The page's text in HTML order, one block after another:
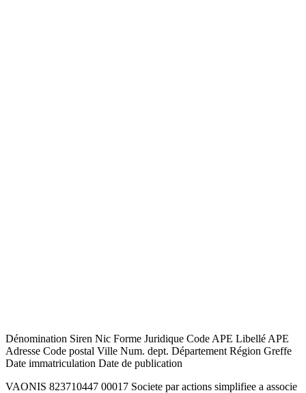
Dénomination Siren Nic Forme Juridique Code APE Libellé APE
Adresse Code postal Ville Num. dept. Département Région Greffe
Date immatriculation Date de publication
VAONIS 823710447 00017 Societe par actions simplifiee a associe